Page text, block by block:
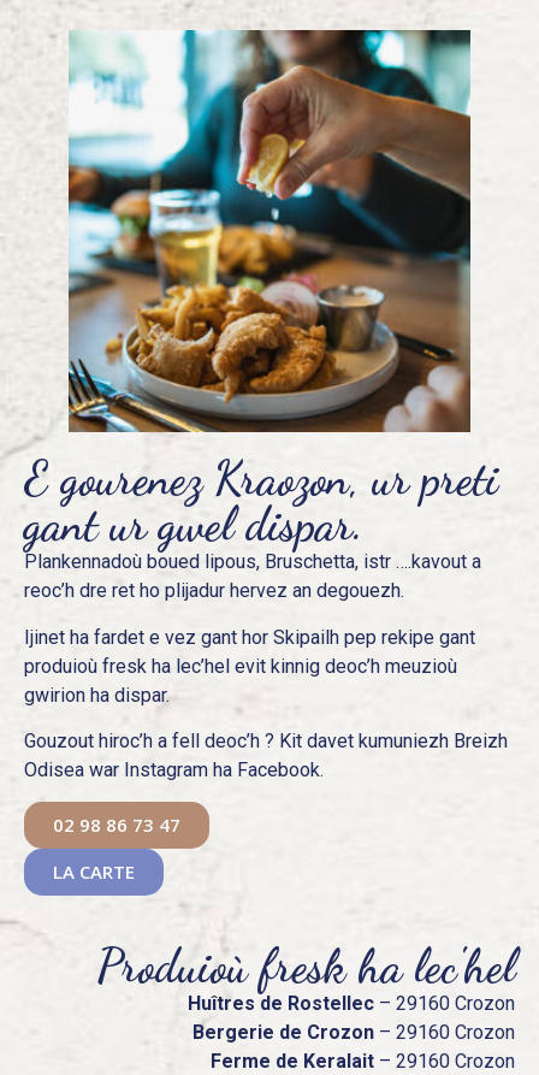
E gourenez Kraozon, ur preti
gant ur gwel dispar.
Plankennadoù boued lipous, Bruschetta, istr ….kavout a
reoc’h dre ret ho plijadur hervez an degouezh.
Ijinet ha fardet e vez gant hor Skipailh pep rekipe gant
produioù fresk ha lec’hel evit kinnig deoc’h meuzioù
gwirion ha dispar.
Gouzout hiroc’h a fell deoc’h ? Kit davet kumuniezh Breizh
Odisea war Instagram ha Facebook.
02 98 86 73 47
LA CARTE
Produioù fresk ha lec'hel
Huîtres de Rostellec – 29160 Crozon
Bergerie de Crozon – 29160 Crozon
Ferme de Keralait – 29160 Crozon